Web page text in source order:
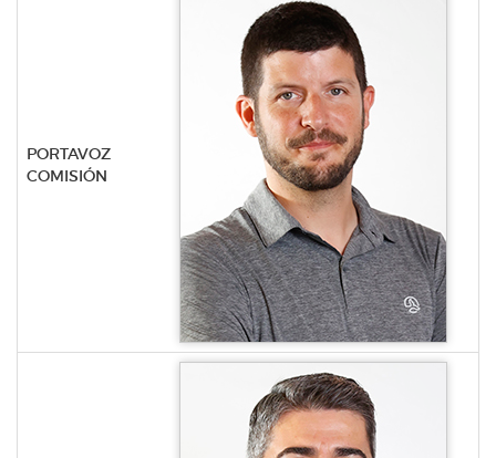
PORTAVOZ
COMISIÓN